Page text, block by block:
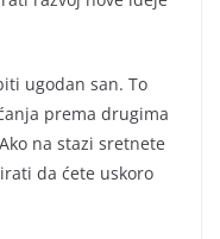
ugodan san. To
prema drugima
na stazi sretnete
da ćete uskoro